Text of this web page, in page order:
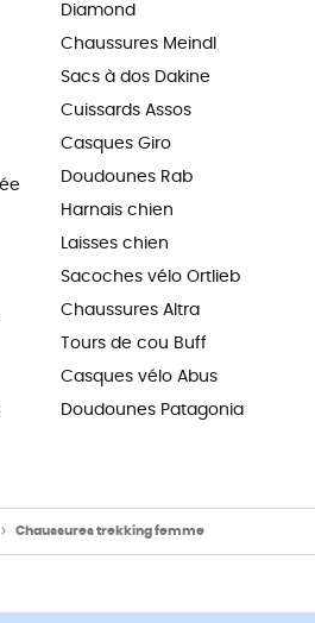
Diamond
Chaussures Meindl
Sacs à dos Dakine
Cuissards Assos
Casques Giro
Doudounes Rab
Harnais chien
Laisses chien
Sacoches vélo Ortlieb
Chaussures Altra
Tours de cou Buff
Casques vélo Abus
Doudounes Patagonia
Chaussures trekking femme